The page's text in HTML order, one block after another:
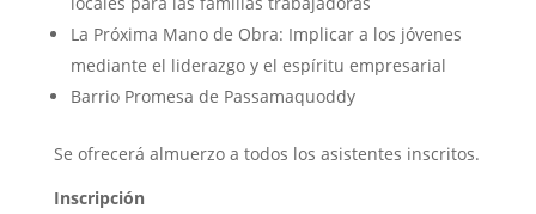
La Próxima Mano de Obra: Implicar a los jóvenes
mediante el liderazgo y el espíritu empresarial
Barrio Promesa de Passamaquoddy
Se ofrecerá almuerzo a todos los asistentes inscritos.
Inscripción